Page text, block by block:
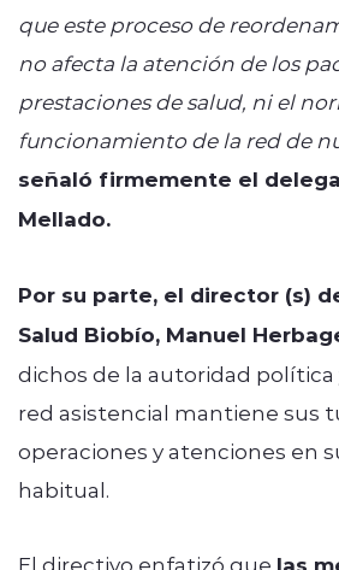
que este proceso de
no afecta la atención de los
prestaciones de salud, ni el
funcionamiento de la red de
señaló firmemente el
Mellado.
Por su parte, el director (s)
Salud Biobío, Manuel
dichos de la autoridad política
red asistencial mantiene sus
operaciones y atenciones en
habitual.
El directivo enfatizó que las